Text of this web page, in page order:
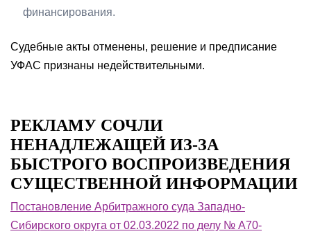
финансирования.
Судебные акты отменены, решение и предписание
УФАС признаны недействительными.
РЕКЛАМУ СОЧЛИ
НЕНАДЛЕЖАЩЕЙ ИЗ-ЗА
БЫСТРОГО ВОСПРОИЗВЕДЕНИЯ
СУЩЕСТВЕННОЙ ИНФОРМАЦИИ
Постановление Арбитражного суда Западно-
Сибирского округа от 02.03.2022 по делу № А70-